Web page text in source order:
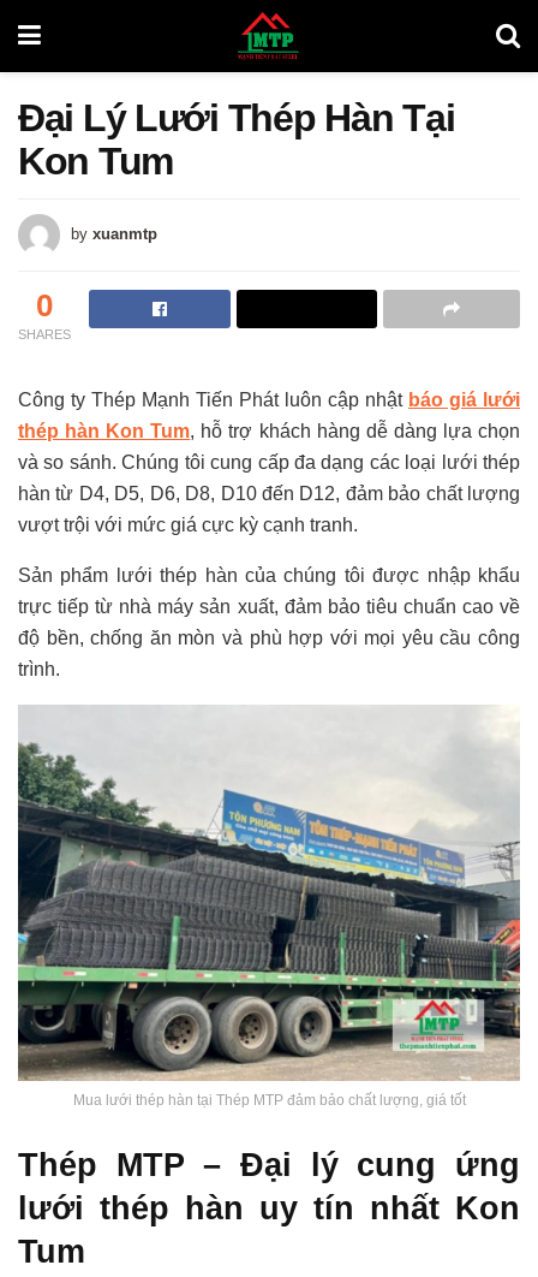
Đại Lý Lưới Thép Hàn Tại
Kon Tum
by xuanmtp
0
SHARES
Công ty Thép Mạnh Tiến Phát luôn cập nhật báo giá lưới
thép hàn Kon Tum, hỗ trợ khách hàng dễ dàng lựa chọn
và so sánh. Chúng tôi cung cấp đa dạng các loại lưới thép
hàn từ D4, D5, D6, D8, D10 đến D12, đảm bảo chất lượng
vượt trội với mức giá cực kỳ cạnh tranh.
Sản phẩm lưới thép hàn của chúng tôi được nhập khẩu
trực tiếp từ nhà máy sản xuất, đảm bảo tiêu chuẩn cao về
độ bền, chống ăn mòn và phù hợp với mọi yêu cầu công
trình.
Mua lưới thép hàn tại Thép MTP đảm bảo chất lượng, giá tốt
Thép MTP – Đại lý cung ứng
lưới thép hàn uy tín nhất Kon
Tum